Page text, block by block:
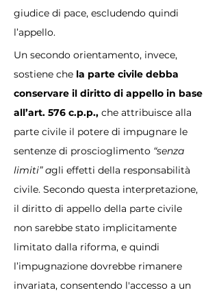
giudice di pace, escludendo quindi
l’appello.
Un secondo orientamento, invece,
sostiene che la parte civile debba
conservare il diritto di appello in base
all’art. 576 c.p.p., che attribuisce alla
parte civile il potere di impugnare le
sentenze di proscioglimento “senza
limiti” agli effetti della responsabilità
civile. Secondo questa interpretazione,
il diritto di appello della parte civile
non sarebbe stato implicitamente
limitato dalla riforma, e quindi
l’impugnazione dovrebbe rimanere
invariata, consentendo l'accesso a un